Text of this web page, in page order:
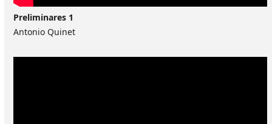
Preliminares 1
Antonio Quinet